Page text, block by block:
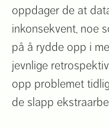
oppdager de at
inkonsekvent, noe
på å rydde opp i
jevnlige
opp problemet
de slapp